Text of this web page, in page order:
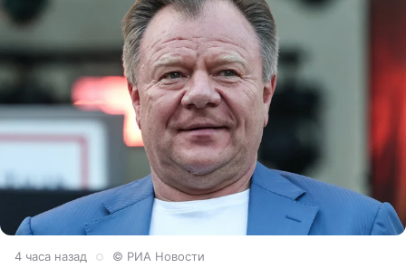
4 часа назад © РИА Новости